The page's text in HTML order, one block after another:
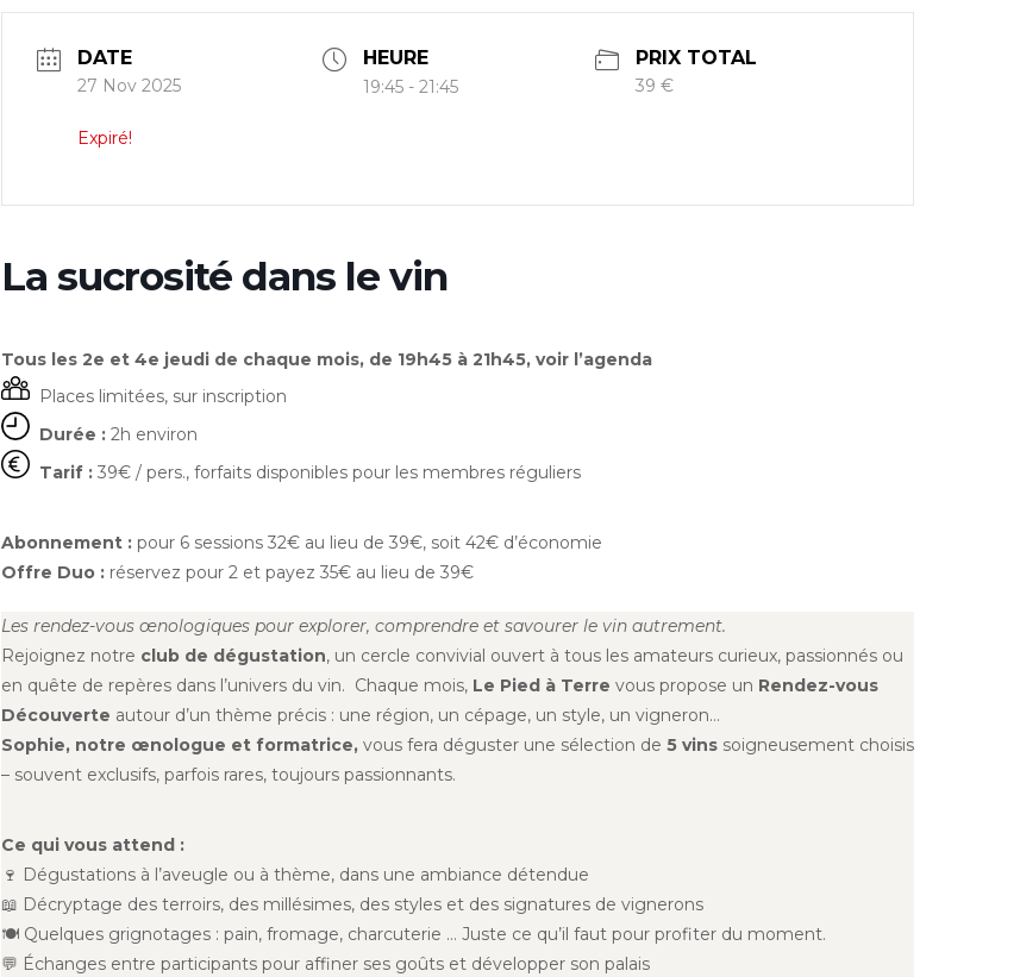
DATE
27 Nov 2025
Expiré!
HEURE
19:45 - 21:45
PRIX TOTAL
39 €
La sucrosité dans le vin
Tous les 2e et 4e jeudi de chaque mois, de 19h45 à 21h45, voir l’agenda
Places limitées, sur inscription
Durée :2h environ
Tarif :39€ / pers., forfaits disponibles pour les membres réguliers
Abonnement :pour 6 sessions 32€ au lieu de 39€, soit 42€ d’économie
Offre Duo :réservez pour 2 et payez 35€ au lieu de 39€
Les rendez-vous œnologiques pour explorer, comprendre et savourer le vin autrement.
Rejoignez notre club de dégustation, un cercle convivial ouvert à tous les amateurs curieux, passionnés ou
en quête de repères dans l’univers du vin. Chaque mois, Le Pied à Terre vous propose un Rendez-vous
Découverte autour d’un thème précis : une région, un cépage, un style, un vigneron…
Sophie, notre œnologue et formatrice,vous fera déguster une sélection de 5 vinssoigneusement choisis
– souvent exclusifs, parfois rares, toujours passionnants.
Ce qui vous attend :
🍷 Dégustations à l’aveugle ou à thème, dans une ambiance détendue
📖 Décryptage des terroirs, des millésimes, des styles et des signatures de vignerons
🍽️ Quelques grignotages : pain, fromage, charcuterie … Juste ce qu’il faut pour profiter du moment.
💬 Échanges entre participants pour affiner ses goûts et développer son palais